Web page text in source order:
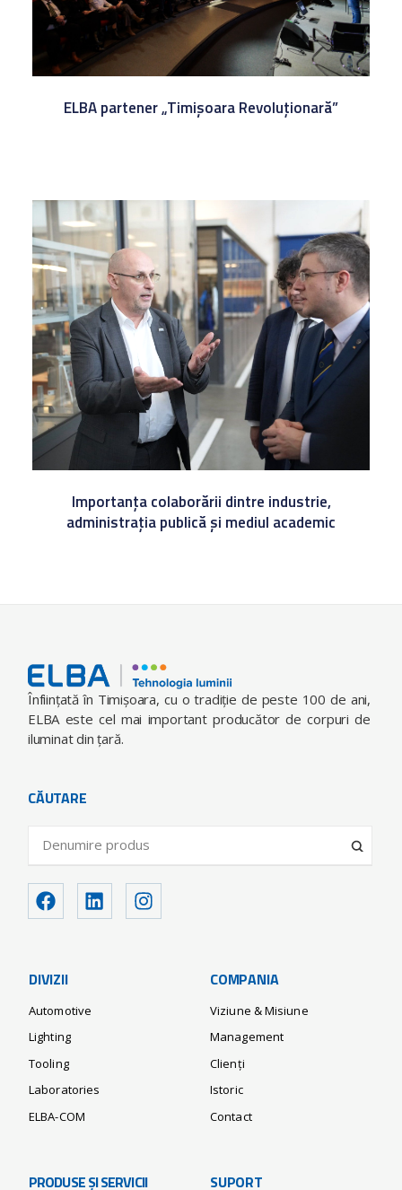
ELBA partener „Timișoara Revoluționară”
Importanța colaborării dintre industrie,
administrația publică și mediul academic
Înfiinţată în Timişoara, cu o tradiţie de peste 100 de ani,
ELBA este cel mai important producător de corpuri de
iluminat din ţară.
CĂUTARE
DIVIZII
Automotive
Lighting
Tooling
Laboratories
ELBA-COM
COMPANIA
Viziune & Misiune
Management
Clienți
Istoric
Contact
PRODUSE ȘI SERVICII SUPORT